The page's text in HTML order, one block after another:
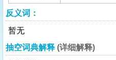
反义词：
暂无
抽空词典解释 (详细解释)